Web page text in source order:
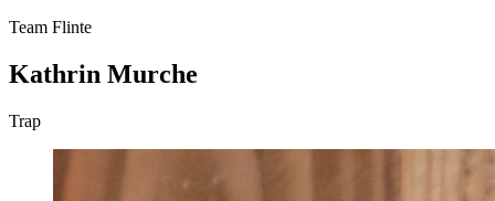
Team Flinte
Kathrin Murche
Trap